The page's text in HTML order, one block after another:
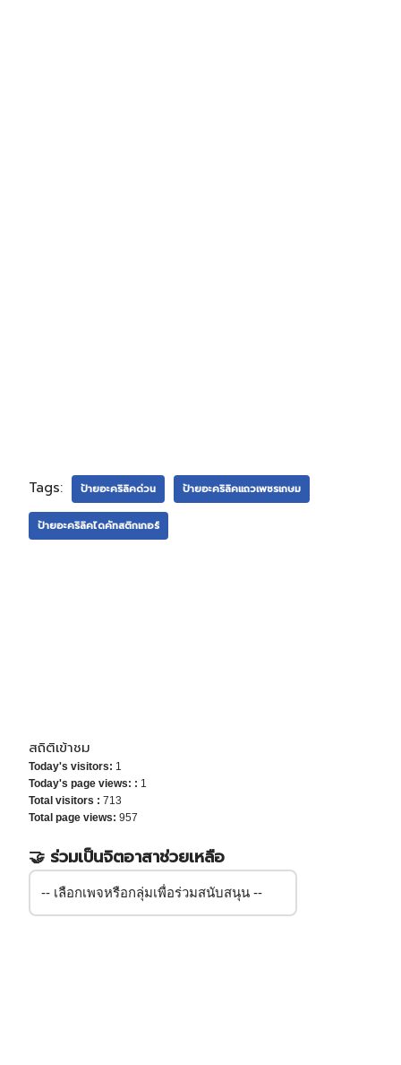
Tags: ป้ายอะคริลิคด่วน ป้ายอะคริลิคแถวเพชรเกษม
ป้ายอะคริลิคไดคัทสติกเกอร์
สถิติเข้าชม
Today's visitors: 1
Today's page views: : 1
Total visitors :713
Total page views:957
🤝 ร่วมเป็นจิตอาสาช่วยเหลือ